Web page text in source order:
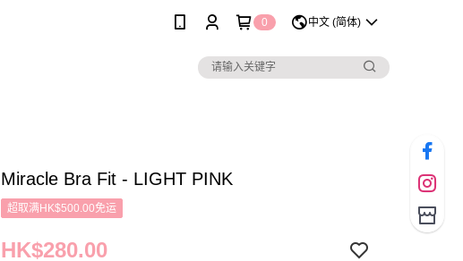
0 中文 (简体)
Miracle Bra Fit - LIGHT PINK
超取满HK$500.00免运
HK$280.00